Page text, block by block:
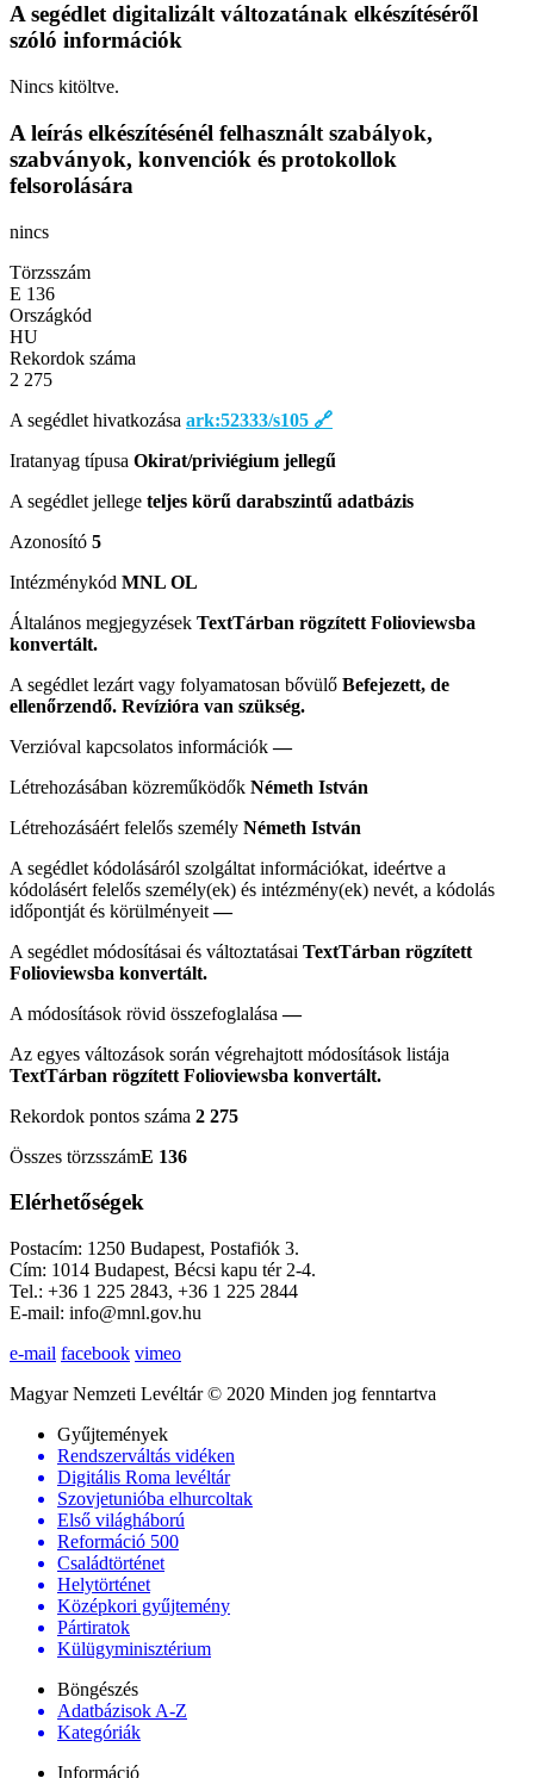
A segédlet digitalizált változatának elkészítéséről
szóló információk
Nincs kitöltve.
A leírás elkészítésénél felhasznált szabályok,
szabványok, konvenciók és protokollok
felsorolására
nincs
Törzsszám
E 136
Országkód
HU
Rekordok száma
2 275
A segédlet hivatkozása ark:52333/s105 🔗
Iratanyag típusa Okirat/priviégium jellegű
A segédlet jellege teljes körű darabszintű adatbázis
Azonosító 5
Intézménykód MNL OL
Általános megjegyzések TextTárban rögzített Folioviewsba
konvertált.
A segédlet lezárt vagy folyamatosan bővülő Befejezett, de
ellenőrzendő. Revízióra van szükség.
Verzióval kapcsolatos információk —
Létrehozásában közreműködők Németh István
Létrehozásáért felelős személy Németh István
A segédlet kódolásáról szolgáltat információkat, ideértve a
kódolásért felelős személy(ek) és intézmény(ek) nevét, a kódolás
időpontját és körülményeit —
A segédlet módosításai és változtatásai TextTárban rögzített
Folioviewsba konvertált.
A módosítások rövid összefoglalása —
Az egyes változások során végrehajtott módosítások listája
TextTárban rögzített Folioviewsba konvertált.
Rekordok pontos száma 2 275
Összes törzsszámE 136
Elérhetőségek
Postacím: 1250 Budapest, Postafiók 3.
Cím: 1014 Budapest, Bécsi kapu tér 2-4.
Tel.: +36 1 225 2843, +36 1 225 2844
E-mail: info@mnl.gov.hu
e-mail facebook vimeo
Magyar Nemzeti Levéltár © 2020 Minden jog fenntartva
Gyűjtemények
Rendszerváltás vidéken
Digitális Roma levéltár
Szovjetunióba elhurcoltak
Első világháború
Reformáció 500
Családtörténet
Helytörténet
Középkori gyűjtemény
Pártiratok
Külügyminisztérium
Böngészés
Adatbázisok A-Z
Kategóriák
Információ